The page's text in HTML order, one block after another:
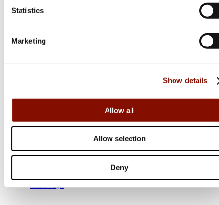
Statistics
Marketing
Show details
Allow all
Allow selection
Deny
H&O
Cartridgebag Premium
Online: I lager